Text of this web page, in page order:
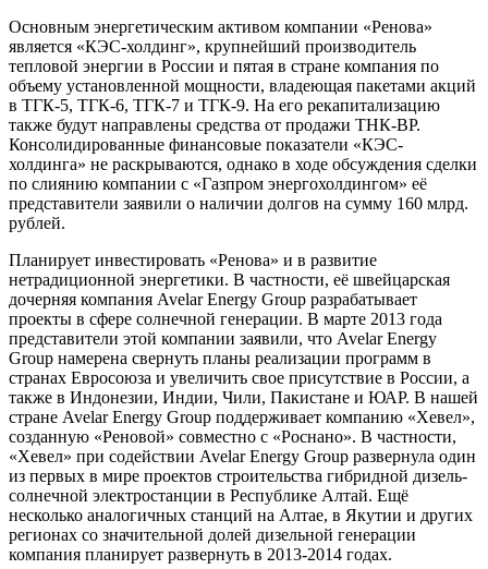
Основным энергетическим активом компании «Ренова»
является «КЭС-холдинг», крупнейший производитель
тепловой энергии в России и пятая в стране компания по
объему установленной мощности, владеющая пакетами акций
в ТГК-5, ТГК-6, ТГК-7 и ТГК-9. На его рекапитализацию
также будут направлены средства от продажи ТНК-ВР.
Консолидированные финансовые показатели «КЭС-
холдинга» не раскрываются, однако в ходе обсуждения сделки
по слиянию компании с «Газпром энергохолдингом» её
представители заявили о наличии долгов на сумму 160 млрд.
рублей.
Планирует инвестировать «Ренова» и в развитие
нетрадиционной энергетики. В частности, её швейцарская
дочерняя компания Avelar Energy Group разрабатывает
проекты в сфере солнечной генерации. В марте 2013 года
представители этой компании заявили, что Avelar Energy
Group намерена свернуть планы реализации программ в
странах Евросоюза и увеличить свое присутствие в России, а
также в Индонезии, Индии, Чили, Пакистане и ЮАР. В нашей
стране Avelar Energy Group поддерживает компанию «Хевел»,
созданную «Реновой» совместно с «Роснано». В частности,
«Хевел» при содействии Avelar Energy Group развернула один
из первых в мире проектов строительства гибридной дизель-
солнечной электростанции в Республике Алтай. Ещё
несколько аналогичных станций на Алтае, в Якутии и других
регионах со значительной долей дизельной генерации
компания планирует развернуть в 2013-2014 годах.